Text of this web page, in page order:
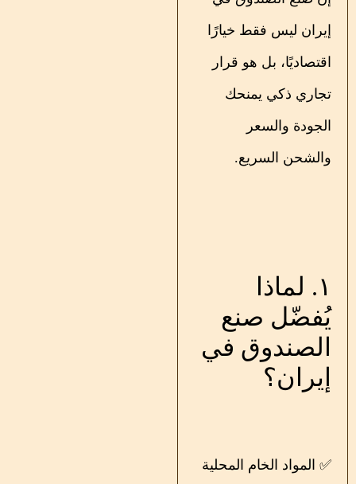
إيران ليس فقط خيارًا
اقتصاديًا، بل هو قرار
تجاري ذكي يمنحك
الجودة والسعر
والشحن السريع.
١. لماذا
يُفضّل صنع
الصندوق في
إيران؟
✅ المواد الخام المحلية